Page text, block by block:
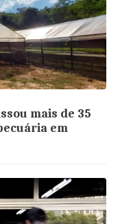
mais de 35
em